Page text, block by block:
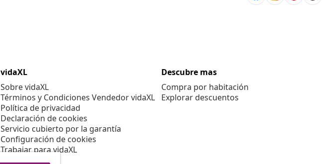
vidaXL
Sobre vidaXL
Términos y Condiciones Vendedor vidaXL
Política de privacidad
Declaración de cookies
Servicio cubierto por la garantía
Configuración de cookies
Trabajar para vidaXL
Aviso legal
Descubre mas
Compra por habitación
Explorar descuentos